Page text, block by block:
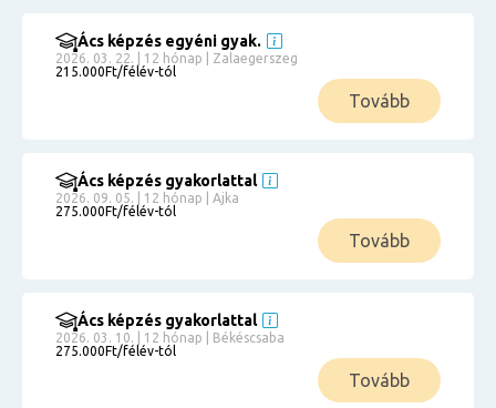
Ács képzés egyéni gyak.
2026. 03. 22. | 12 hónap | Zalaegerszeg
215.000Ft/félév-tól
Tovább
Ács képzés gyakorlattal
2026. 09. 05. | 12 hónap | Ajka
275.000Ft/félév-tól
Tovább
Ács képzés gyakorlattal
2026. 03. 10. | 12 hónap | Békéscsaba
275.000Ft/félév-tól
Tovább